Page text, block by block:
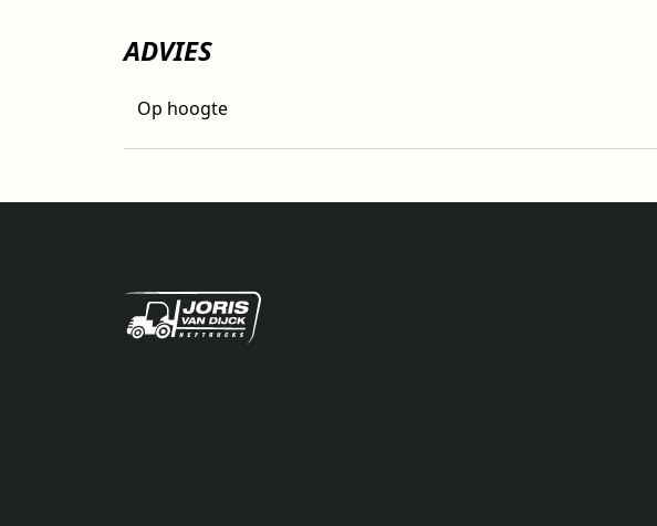
ADVIES
Op hoogte